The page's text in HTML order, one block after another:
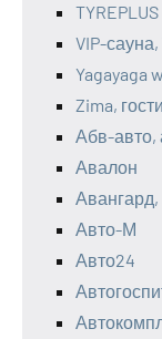
TYREPLUS
VIP-
Yagayaga
Zima,
Абв-авто,
Авалон
Авангард,
Авто-М
Авто24